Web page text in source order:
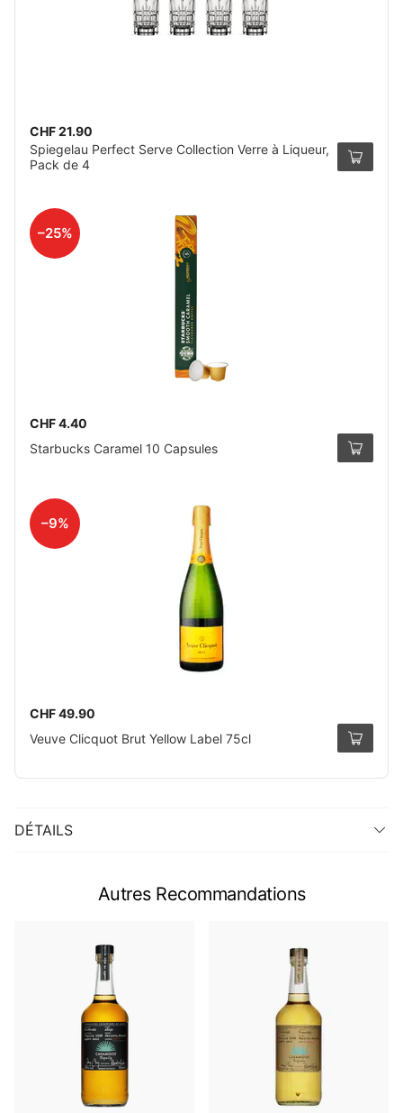
CHF 21.90
Spiegelau Perfect Serve Collection Verre à Liqueur,
Pack de 4
–25%
CHF 4.40
Starbucks Caramel 10 Capsules
–9%
CHF 49.90
Veuve Clicquot Brut Yellow Label 75cl
DÉTAILS
Autres Recommandations